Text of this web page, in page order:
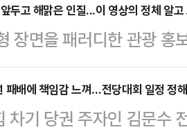
임할 것을 강력 촉구했다
자로 하는 내란특별법을
탄압이 도를 넘고 있다며
의혹을 수사하는 이명현
실 압수수색에 나섰다. 이
두고 해맑은 인질...이 영상의 정체 알
장면을 패러디한 관광 홍
‘라자 아프가니스탄’이라
자신의 소셜미디어(SNS)
비는 아프간의 이슬람 무
패배에 책임감 느껴…전당대회 일정 정
차기 당권 주자인 김문수